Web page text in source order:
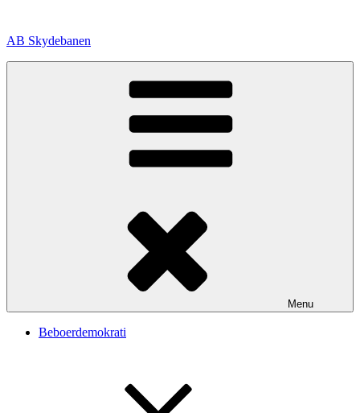
indhold
AB Skydebanen
Menu
Beboerdemokrati